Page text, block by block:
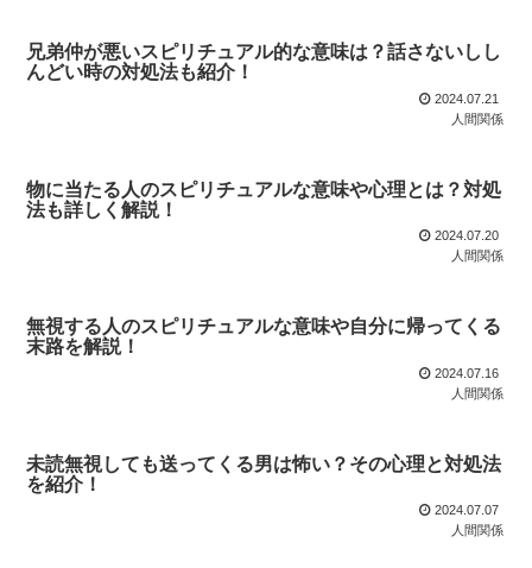
兄弟仲が悪いスピリチュアル的な意味は？話さないしし
んどい時の対処法も紹介！
2024.07.21
人間関係
物に当たる人のスピリチュアルな意味や心理とは？対処
法も詳しく解説！
2024.07.20
人間関係
無視する人のスピリチュアルな意味や自分に帰ってくる
末路を解説！
2024.07.16
人間関係
未読無視しても送ってくる男は怖い？その心理と対処法
を紹介！
2024.07.07
人間関係